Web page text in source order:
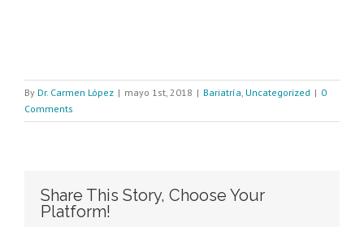
By Dr. Carmen López | mayo 1st, 2018 | Bariatría, Uncategorized | 0
Comments
Share This Story, Choose Your
Platform!